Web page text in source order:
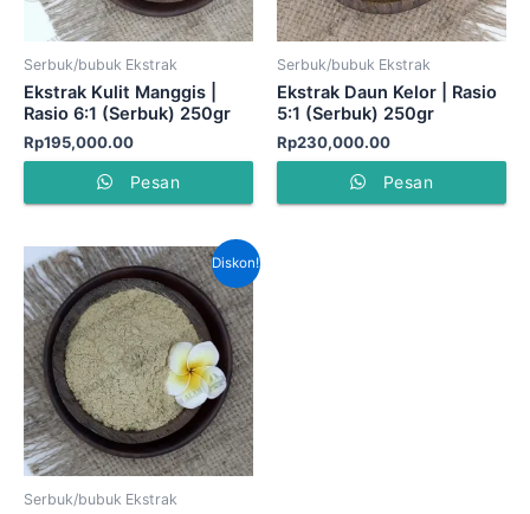
Serbuk/bubuk Ekstrak
Ekstrak Kulit Manggis |
Rasio 6:1 (Serbuk) 250gr
Rp195,000.00
Pesan
Serbuk/bubuk Ekstrak
Ekstrak Daun Kelor | Rasio
5:1 (Serbuk) 250gr
Rp230,000.00
Pesan
Diskon!
Serbuk/bubuk Ekstrak
Harga
aslinya
adalah:
Rp370,000.00.
Harga
saat
ini
adalah:
Rp305,000.00.